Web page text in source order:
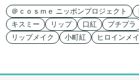
＠ｃｏｓｍｅ ニッポンプロジェクト
キスミー
リップ 口紅 プチプラ
リップメイク
小町紅 ヒロインメ